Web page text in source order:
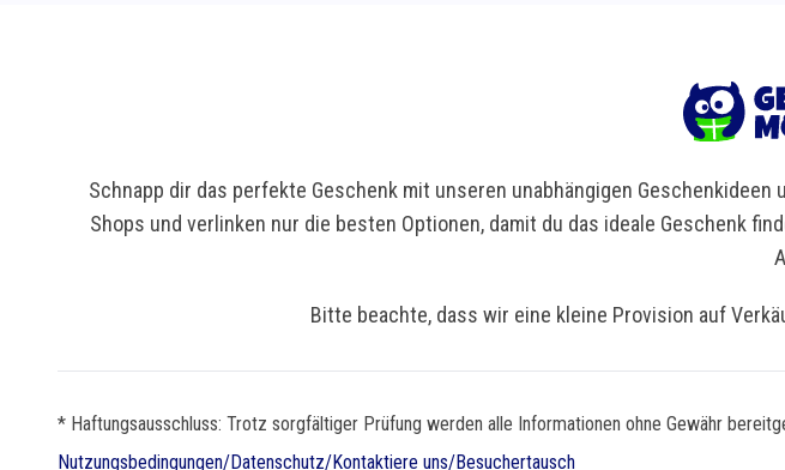
Schnapp dir das perfekte Geschenk mit unseren unabhängigen
Shops und verlinken nur die besten Optionen, damit du das ideale Geschenk
Bitte beachte, dass wir eine kleine Provision auf
* Haftungsausschluss: Trotz sorgfältiger Prüfung werden alle Informationen ohne Gewähr
Nutzungsbedingungen/Datenschutz/Kontaktiere uns/Besuchertausch